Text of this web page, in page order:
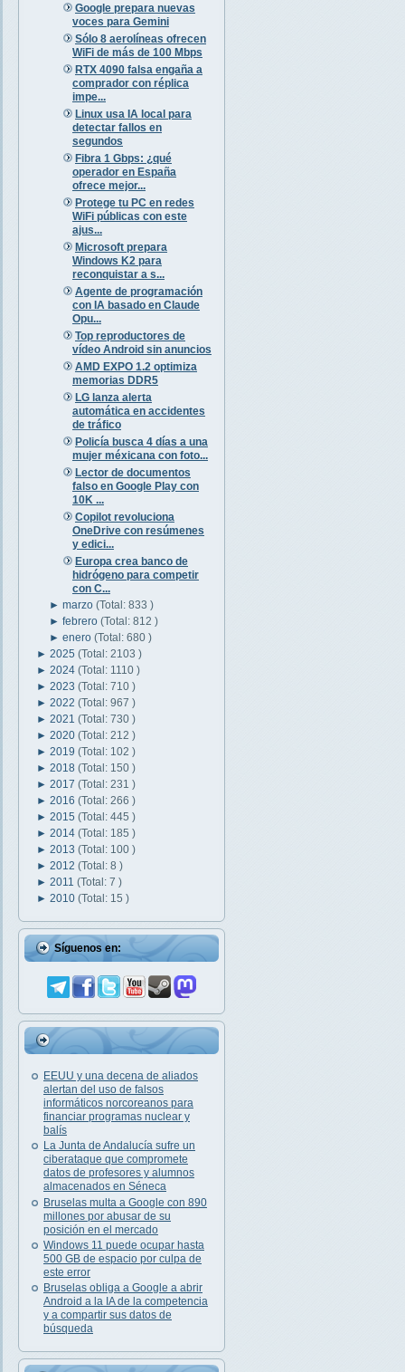
Google prepara nuevas
voces para Gemini
Sólo 8 aerolíneas ofrecen
WiFi de más de 100 Mbps
RTX 4090 falsa engaña a
comprador con réplica
impe...
Linux usa IA local para
detectar fallos en
segundos
Fibra 1 Gbps: ¿qué
operador en España
ofrece mejor...
Protege tu PC en redes
WiFi públicas con este
ajus...
Microsoft prepara
Windows K2 para
reconquistar a s...
Agente de programación
con IA basado en Claude
Opu...
Top reproductores de
vídeo Android sin anuncios
AMD EXPO 1.2 optimiza
memorias DDR5
LG lanza alerta
automática en accidentes
de tráfico
Policía busca 4 días a una
mujer méxicana con foto...
Lector de documentos
falso en Google Play con
10K ...
Copilot revoluciona
OneDrive con resúmenes
y edici...
Europa crea banco de
hidrógeno para competir
con C...
►marzo(Total: 833 )
►febrero(Total: 812 )
►enero(Total: 680 )
► 2025 (Total: 2103 )
► 2024 (Total: 1110 )
► 2023 (Total: 710 )
► 2022 (Total: 967 )
► 2021 (Total: 730 )
► 2020 (Total: 212 )
► 2019 (Total: 102 )
► 2018 (Total: 150 )
► 2017 (Total: 231 )
► 2016 (Total: 266 )
► 2015 (Total: 445 )
► 2014 (Total: 185 )
► 2013 (Total: 100 )
► 2012 (Total: 8 )
► 2011 (Total: 7 )
► 2010 (Total: 15 )
Síguenos en:
EEUU y una decena de aliados
alertan del uso de falsos
informáticos norcoreanos para
financiar programas nuclear y
balís
La Junta de Andalucía sufre un
ciberataque que compromete
datos de profesores y alumnos
almacenados en Séneca
Bruselas multa a Google con 890
millones por abusar de su
posición en el mercado
Windows 11 puede ocupar hasta
500 GB de espacio por culpa de
este error
Bruselas obliga a Google a abrir
Android a la IA de la competencia
y a compartir sus datos de
búsqueda